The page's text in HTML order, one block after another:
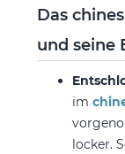
Das
und seine
im
locker.